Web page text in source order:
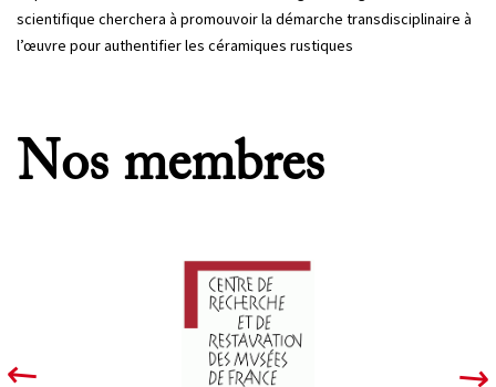
scientifique cherchera à promouvoir la démarche transdisciplinaire à
l’œuvre pour authentifier les céramiques rustiques
Nos membres